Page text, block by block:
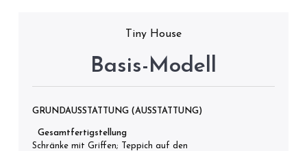
Tiny House
Basis-Modell
GRUNDAUSSTATTUNG (AUSSTATTUNG)
Gesamtfertigstellung
Schränke mit Griffen; Teppich auf den